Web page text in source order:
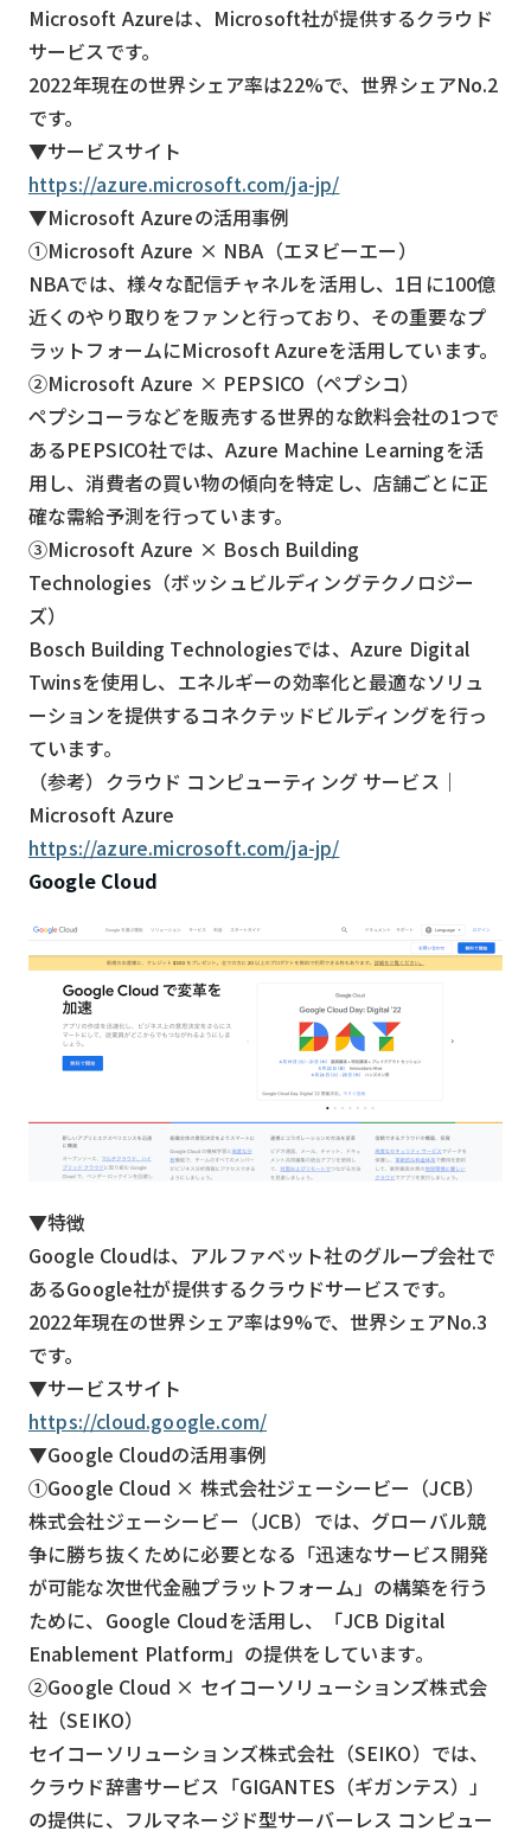
Microsoft Azureは、Microsoft社が提供するクラウド
サービスです。
2022年現在の世界シェア率は22%で、世界シェアNo.2
です。
▼サービスサイト
https://azure.microsoft.com/ja-jp/
▼Microsoft Azureの活用事例
①Microsoft Azure × NBA（エヌビーエー）
NBAでは、様々な配信チャネルを活用し、1日に100億
近くのやり取りをファンと行っており、その重要なプ
ラットフォームにMicrosoft Azureを活用しています。
②Microsoft Azure × PEPSICO（ペプシコ）
ペプシコーラなどを販売する世界的な飲料会社の1つで
ある​​PEPSICO社では、Azure Machine Learningを活
用し、消費者の買い物の傾向を特定し、店舗ごとに正
確な需給予測を行っています。
③Microsoft Azure × Bosch Building
Technologies（ボッシュビルディングテクノロジー
ズ）
Bosch Building Technologiesでは、Azure Digital
Twinsを使用し、エネルギーの効率化と最適なソリュ
ーションを提供するコネクテッドビルディングを行っ
ています。
（参考）クラウド コンピューティング サービス｜
Microsoft Azure
https://azure.microsoft.com/ja-jp/
Google Cloud
▼特徴
Google Cloudは、アルファベット社のグループ会社で
あるGoogle社が提供するクラウドサービスです。
2022年現在の世界シェア率は9%で、世界シェアNo.3
です。
▼サービスサイト
https://cloud.google.com/
▼Google Cloudの活用事例
①Google Cloud × 株式会社ジェーシービー（JCB）
株式会社ジェーシービー（JCB）では、グローバル競
争に勝ち抜くために必要となる「迅速なサービス開発
が可能な次世代金融プラットフォーム」の構築を行う
ために、Google Cloudを活用し、「JCB Digital
Enablement Platform」の提供をしています。
②Google Cloud × セイコーソリューションズ株式会
社（SEIKO）
セイコーソリューションズ株式会社（SEIKO）では、
クラウド辞書サービス「GIGANTES（ギガンテス）」
の提供に、フルマネージド型サーバーレス コンピュー